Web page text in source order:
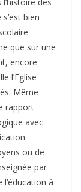
des
bien
que sur une
encore
l’Eglise
Même
rapport
avec
ou de
par
l’éducation à